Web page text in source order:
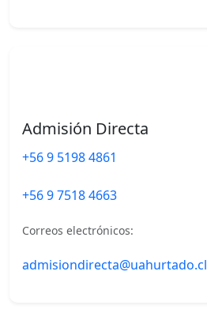
Admisión Directa
+56 9 5198 4861
+56 9 7518 4663
Correos electrónicos:
admisiondirecta@uahurtado.cl